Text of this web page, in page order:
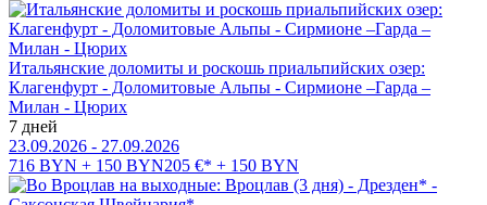
Итальянские доломиты и роскошь приальпийских озер:
Клагенфурт - Доломитовые Альпы - Сирмионе –Гарда –
Милан - Цюрих
7 дней
23.09.2026 - 27.09.2026
716 BYN + 150 BYN205 €* + 150 BYN